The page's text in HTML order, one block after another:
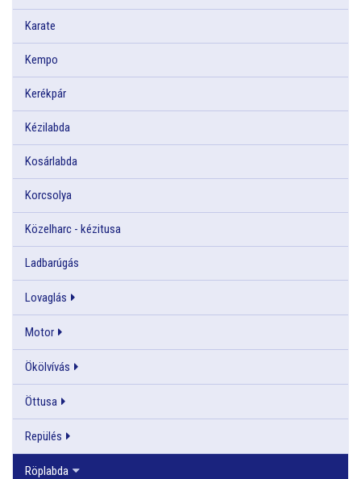
Karate
Kempo
Kerékpár
Kézilabda
Kosárlabda
Korcsolya
Közelharc - kézitusa
Ladbarúgás
Lovaglás
Motor
Ökölvívás
Öttusa
Repülés
Röplabda